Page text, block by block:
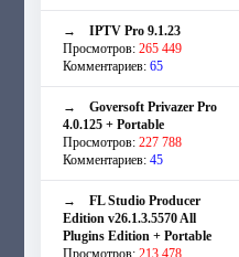
→ IPTV Pro 9.1.23
Просмотров: 265 449
Комментариев: 65
→ Goversoft Privazer Pro
4.0.125 + Portable
Просмотров: 227 788
Комментариев: 45
→ FL Studio Producer
Edition v26.1.3.5570 All
Plugins Edition + Portable
Просмотров: 213 478